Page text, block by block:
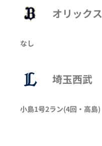
オリックス
なし
埼玉西武
小島1号2ラン(4回・ 高島)